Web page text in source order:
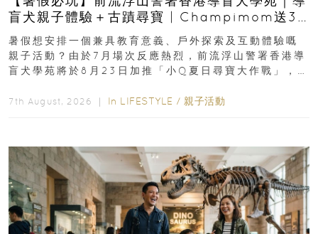
盲犬親子體驗＋古蹟尋寶 | Champimom送3
組免費名額
暑假想安排一個兼具教育意義、戶外探索及互動體驗嘅
親子活動？由於7月場次反應熱烈，前流浮山警署香港導
盲犬學苑將於8月23日加推「小Q夏日尋寶大作戰」，家
7th August, 2026 ｜ In LIFESTYLE / 親子活動